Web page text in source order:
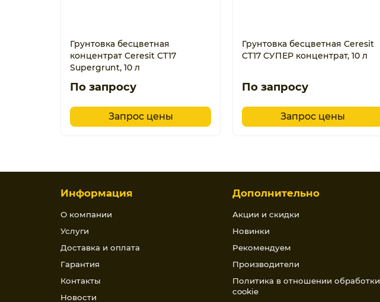
Грунтовка бесцветная
концентрат Ceresit CT17
Supergrunt, 10 л
По запросу
Запрос цены
Грунтовка бесцветная Ceresit
CT17 СУПЕР концентрат, 10 л
По запросу
Запрос цены
Информация
О компании
Услуги
Доставка и оплата
Гарантия
Контакты
Новости
Дополнительно
Акции и скидки
Новинки
Рекомендуем
Производители
Политика в отношении обработки
cookie